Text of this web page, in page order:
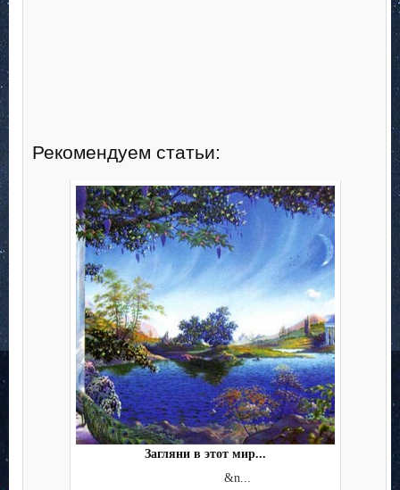
Рекомендуем статьи:
Загляни в этот мир...
&n...